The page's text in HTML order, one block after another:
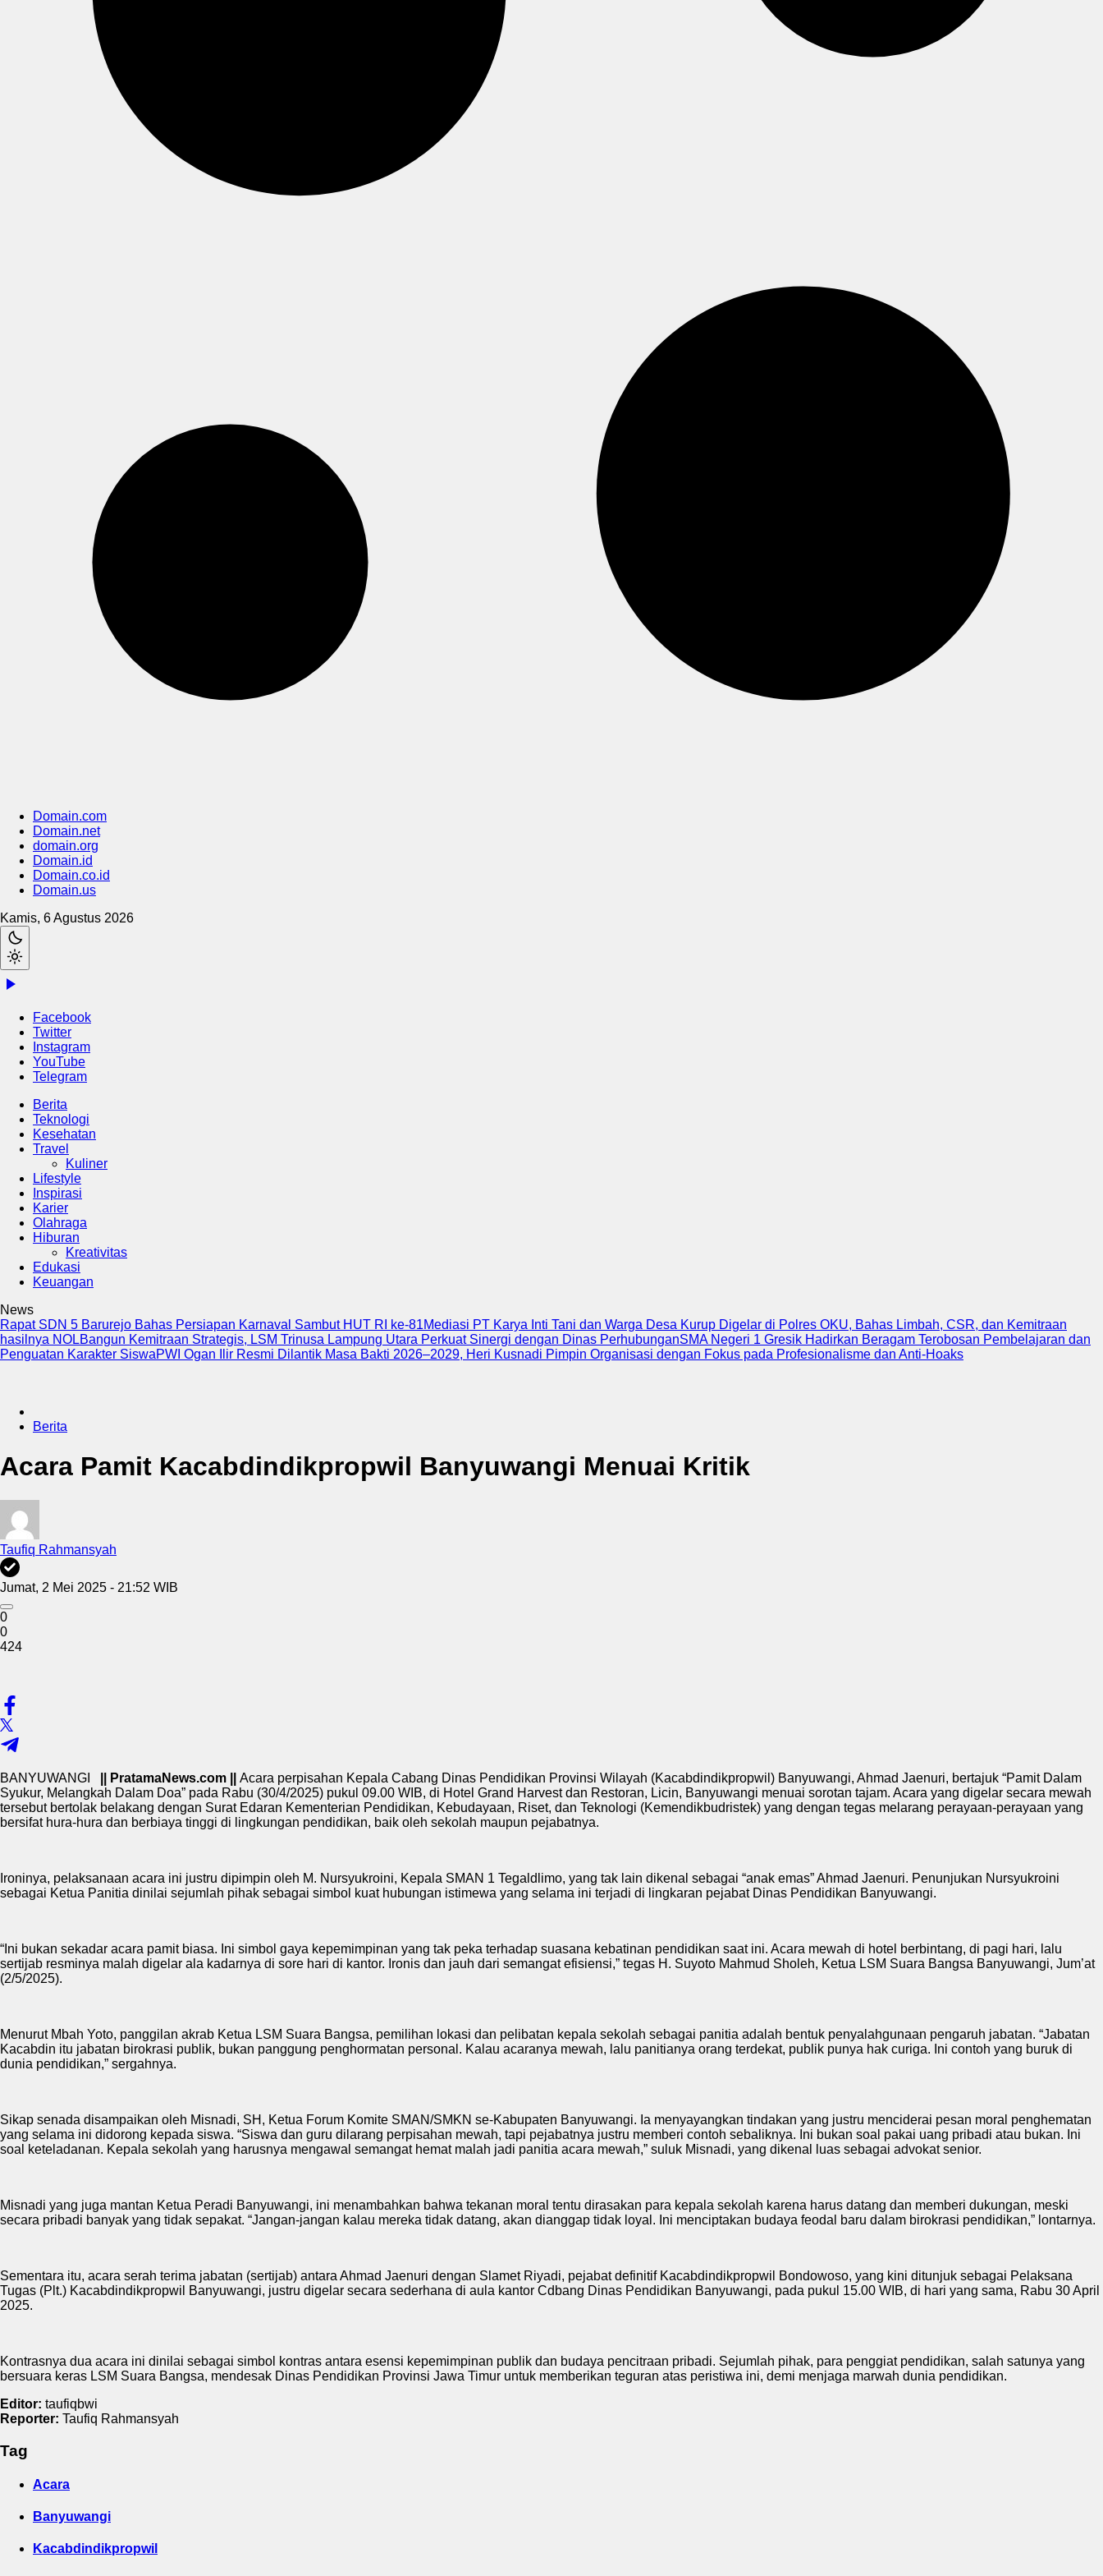
Domain.com
Domain.net
domain.org
Domain.id
Domain.co.id
Domain.us
Kamis, 6 Agustus 2026
Facebook
Twitter
Instagram
YouTube
Telegram
Berita
Teknologi
Kesehatan
Travel
Kuliner
Lifestyle
Inspirasi
Karier
Olahraga
Hiburan
Kreativitas
Edukasi
Keuangan
News
Rapat SDN 5 Barurejo Bahas Persiapan Karnaval Sambut HUT RI ke-81Mediasi PT Karya Inti Tani dan Warga Desa Kurup Digelar di Polres OKU, Bahas Limbah, CSR, dan Kemitraan
hasilnya NOLBangun Kemitraan Strategis, LSM Trinusa Lampung Utara Perkuat Sinergi dengan Dinas PerhubunganSMA Negeri 1 Gresik Hadirkan Beragam Terobosan Pembelajaran dan
Penguatan Karakter SiswaPWI Ogan Ilir Resmi Dilantik Masa Bakti 2026–2029, Heri Kusnadi Pimpin Organisasi dengan Fokus pada Profesionalisme dan Anti-Hoaks
Berita
Acara Pamit Kacabdindikpropwil Banyuwangi Menuai Kritik
Taufiq Rahmansyah
Jumat, 2 Mei 2025 - 21:52 WIB
0
0
424
BANYUWANGI || PratamaNews.com || Acara perpisahan Kepala Cabang Dinas Pendidikan Provinsi Wilayah (Kacabdindikpropwil) Banyuwangi, Ahmad Jaenuri, bertajuk “Pamit Dalam
Syukur, Melangkah Dalam Doa” pada Rabu (30/4/2025) pukul 09.00 WIB, di Hotel Grand Harvest dan Restoran, Licin, Banyuwangi menuai sorotan tajam. Acara yang digelar secara mewah
tersebut bertolak belakang dengan Surat Edaran Kementerian Pendidikan, Kebudayaan, Riset, dan Teknologi (Kemendikbudristek) yang dengan tegas melarang perayaan-perayaan yang
bersifat hura-hura dan berbiaya tinggi di lingkungan pendidikan, baik oleh sekolah maupun pejabatnya.
Ironinya, pelaksanaan acara ini justru dipimpin oleh M. Nursyukroini, Kepala SMAN 1 Tegaldlimo, yang tak lain dikenal sebagai “anak emas” Ahmad Jaenuri. Penunjukan Nursyukroini
sebagai Ketua Panitia dinilai sejumlah pihak sebagai simbol kuat hubungan istimewa yang selama ini terjadi di lingkaran pejabat Dinas Pendidikan Banyuwangi.
“Ini bukan sekadar acara pamit biasa. Ini simbol gaya kepemimpinan yang tak peka terhadap suasana kebatinan pendidikan saat ini. Acara mewah di hotel berbintang, di pagi hari, lalu
sertijab resminya malah digelar ala kadarnya di sore hari di kantor. Ironis dan jauh dari semangat efisiensi,” tegas H. Suyoto Mahmud Sholeh, Ketua LSM Suara Bangsa Banyuwangi, Jum’at
(2/5/2025).
Menurut Mbah Yoto, panggilan akrab Ketua LSM Suara Bangsa, pemilihan lokasi dan pelibatan kepala sekolah sebagai panitia adalah bentuk penyalahgunaan pengaruh jabatan. “Jabatan
Kacabdin itu jabatan birokrasi publik, bukan panggung penghormatan personal. Kalau acaranya mewah, lalu panitianya orang terdekat, publik punya hak curiga. Ini contoh yang buruk di
dunia pendidikan,” sergahnya.
Sikap senada disampaikan oleh Misnadi, SH, Ketua Forum Komite SMAN/SMKN se-Kabupaten Banyuwangi. Ia menyayangkan tindakan yang justru menciderai pesan moral penghematan
yang selama ini didorong kepada siswa. “Siswa dan guru dilarang perpisahan mewah, tapi pejabatnya justru memberi contoh sebaliknya. Ini bukan soal pakai uang pribadi atau bukan. Ini
soal keteladanan. Kepala sekolah yang harusnya mengawal semangat hemat malah jadi panitia acara mewah,” suluk Misnadi, yang dikenal luas sebagai advokat senior.
Misnadi yang juga mantan Ketua Peradi Banyuwangi, ini menambahkan bahwa tekanan moral tentu dirasakan para kepala sekolah karena harus datang dan memberi dukungan, meski
secara pribadi banyak yang tidak sepakat. “Jangan-jangan kalau mereka tidak datang, akan dianggap tidak loyal. Ini menciptakan budaya feodal baru dalam birokrasi pendidikan,” lontarnya.
Sementara itu, acara serah terima jabatan (sertijab) antara Ahmad Jaenuri dengan Slamet Riyadi, pejabat definitif Kacabdindikpropwil Bondowoso, yang kini ditunjuk sebagai Pelaksana
Tugas (Plt.) Kacabdindikpropwil Banyuwangi, justru digelar secara sederhana di aula kantor Cdbang Dinas Pendidikan Banyuwangi, pada pukul 15.00 WIB, di hari yang sama, Rabu 30 April
2025.
Kontrasnya dua acara ini dinilai sebagai simbol kontras antara esensi kepemimpinan publik dan budaya pencitraan pribadi. Sejumlah pihak, para penggiat pendidikan, salah satunya yang
bersuara keras LSM Suara Bangsa, mendesak Dinas Pendidikan Provinsi Jawa Timur untuk memberikan teguran atas peristiwa ini, demi menjaga marwah dunia pendidikan.
Editor: taufiqbwi
Reporter: Taufiq Rahmansyah
Tag
Acara
Banyuwangi
Kacabdindikpropwil